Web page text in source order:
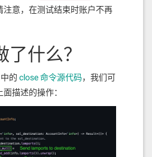
注意，在测试结束时账户不再
什么？
的 close 命令源代码，我们可
描述的操作：